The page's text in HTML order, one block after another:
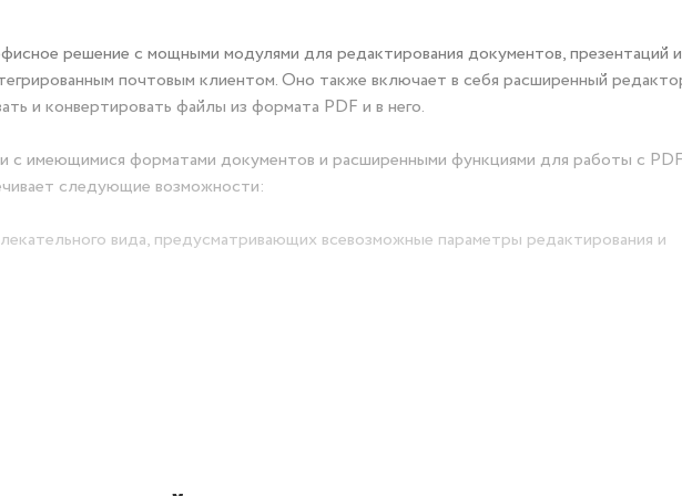
решение с мощными модулями для редактирования документов, презентаций и
почтовым клиентом. Оно также включает в себя расширенный
и конвертировать файлы из формата PDF и в него.
с имеющимися форматами документов и расширенными функциями для работы с
следующие возможности:
вида, предусматривающих всевозможные параметры редактирования и
с применением обширной библиотеки формул; промежуточные итоги и
добавления десятков настраиваемых фигур; переходы между
изображений и видео.